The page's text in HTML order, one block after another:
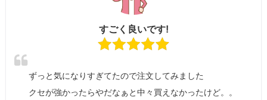
すごく良いです!
ずっと気になりすぎてたので注文してみました
クセが強かったらやだなぁと中々買えなかったけど。。